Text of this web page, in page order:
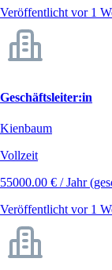
Veröffentlicht vor 1
Geschäftsleiter:in
Kienbaum
Vollzeit
55000.00 € / Jahr
Veröffentlicht vor 1